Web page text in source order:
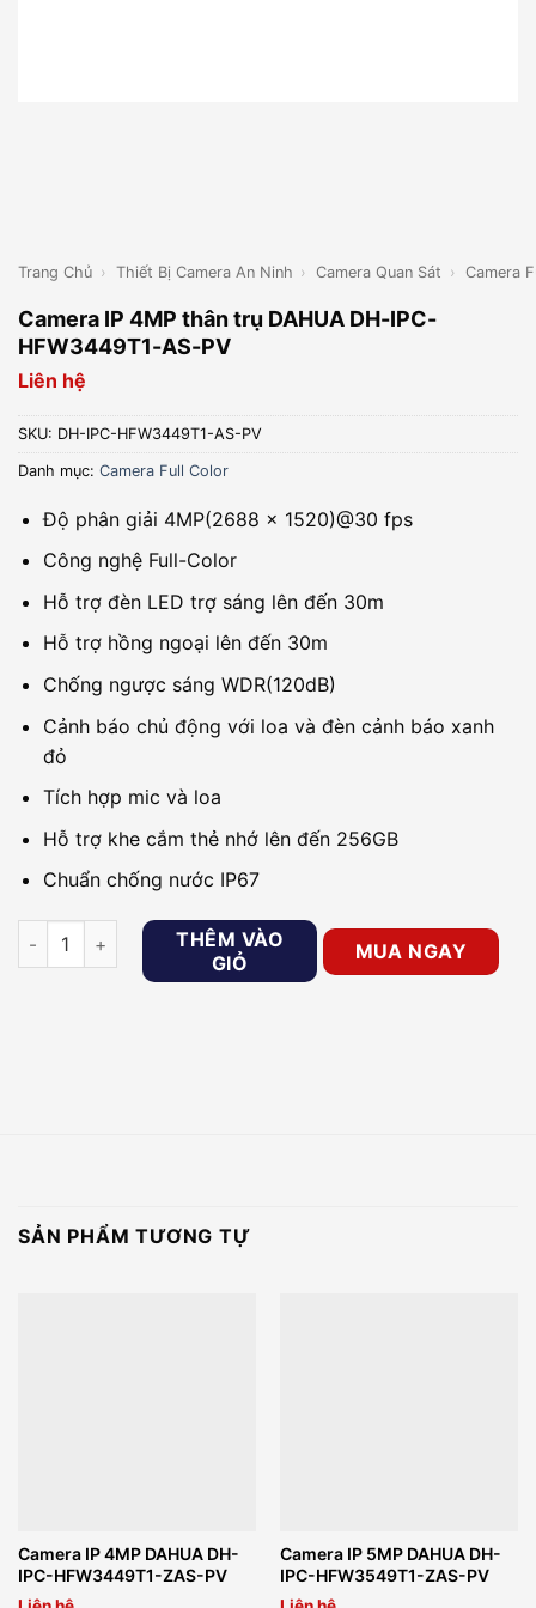
Trang Chủ › Thiết Bị Camera An Ninh › Camera Quan Sát › Camera
Camera IP 4MP thân trụ DAHUA DH-IPC-
HFW3449T1-AS-PV
Liên hệ
SKU: DH-IPC-HFW3449T1-AS-PV
Danh mục: Camera Full Color
Độ phân giải 4MP(2688 × 1520)@30 fps
Công nghệ Full-Color
Hỗ trợ đèn LED trợ sáng lên đến 30m
Hỗ trợ hồng ngoại lên đến 30m
Chống ngược sáng WDR(120dB)
Cảnh báo chủ động với loa và đèn cảnh báo xanh
đỏ
Tích hợp mic và loa
Hỗ trợ khe cắm thẻ nhớ lên đến 256GB
Chuẩn chống nước IP67
Camera IP 4MP thân trụ DAHUA DH-IPC-HFW3449T1-AS-PV
THÊM VÀO
GIỎ
MUA NGAY
SẢN PHẨM TƯƠNG TỰ
Camera IP 4MP DAHUA DH-
IPC-HFW3449T1-ZAS-PV
Camera IP 5MP DAHUA DH-
IPC-HFW3549T1-ZAS-PV